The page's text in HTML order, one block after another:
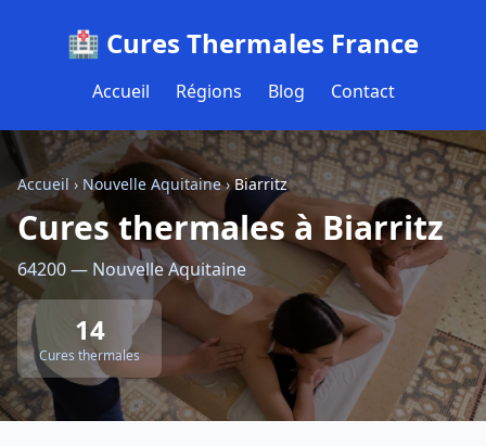
🏥 Cures Thermales France
Accueil Régions Blog Contact
Accueil› Nouvelle Aquitaine›Biarritz
Cures thermales à Biarritz
64200 — Nouvelle Aquitaine
14
Cures thermales